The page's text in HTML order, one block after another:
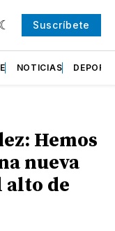
Suscríbete
NOTICIAS
Hemos
nueva
alto de